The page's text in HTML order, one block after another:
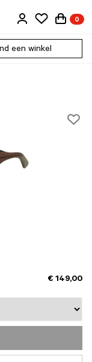
0
een winkel
€ 149,00